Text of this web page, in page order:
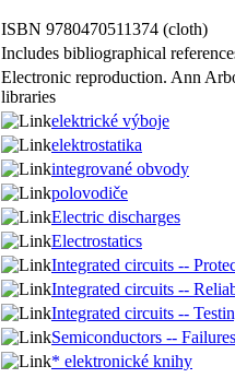
ISBN 9780470511374 (cloth)
Includes bibliographical
Electronic reproduction. Ann
libraries
elektrické výboje
elektrostatika
integrované obvody
polovodiče
Electric discharges
Electrostatics
Integrated circuits --
Integrated circuits --
Integrated circuits --
Semiconductors -- Failures
* elektronické knihy